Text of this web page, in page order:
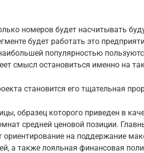
номеров будет насчитывать
будет работать это
популярностью
смысл остановиться именно на
становится его тщательная
образец которого приведен в
средней ценовой позиции.
ориентирование на поддержание
а также лояльная финансовая